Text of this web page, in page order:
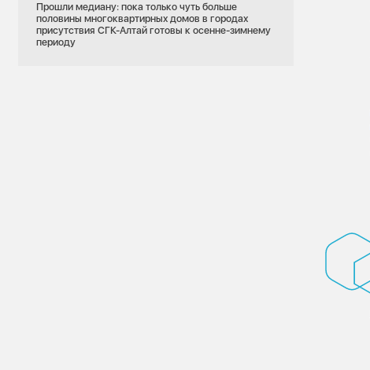
Прошли медиану: пока только чуть больше
половины многоквартирных домов в городах
присутствия СГК-Алтай готовы к осенне-зимнему
периоду